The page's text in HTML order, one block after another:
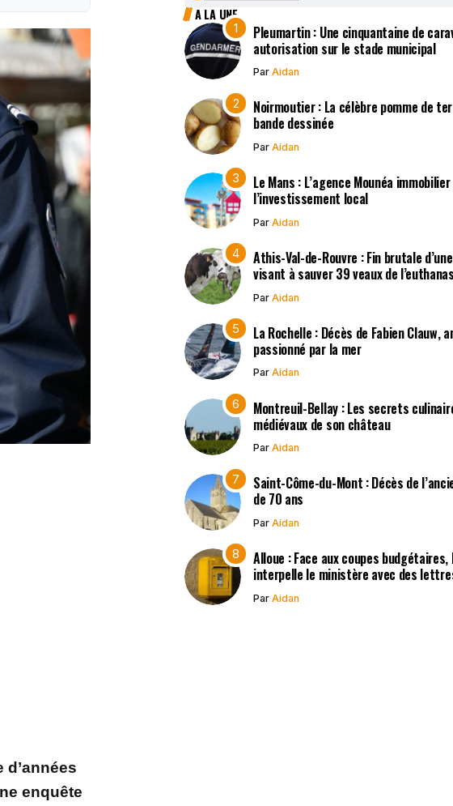
d’années
enquête
A LA UNE
Pleumartin : Une cinquantaine de
autorisation sur le stade municipal
Par Aidan
Noirmoutier : La célèbre pomme de
bande dessinée
Par Aidan
Le Mans : L’agence Mounéa
l’investissement local
Par Aidan
Athis-Val-de-Rouvre : Fin brutale
visant à sauver 39 veaux de
Par Aidan
La Rochelle : Décès de Fabien
passionné par la mer
Par Aidan
Montreuil-Bellay : Les secrets
médiévaux de son château
Par Aidan
Saint-Côme-du-Mont : Décès de
de 70 ans
Par Aidan
Alloue : Face aux coupes
interpelle le ministère avec des
Par Aidan